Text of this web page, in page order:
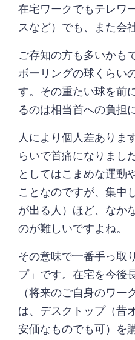
在宅ワークでもテレワ
スなど）でも、また会
ご存知の方も多いかも
ボーリングの球くらい
す。その重たい球を前
るのは相当首への負担
人により個人差ありま
らいで首痛になりまし
としてはこまめな運動
ことなのですが、集中
が出る人）ほど、なか
のが難しいですよね。
その意味で一番手っ取
プ」です。在宅を今後
（将来のご自身のワー
は、デスクトップ（昔
安価なものでも可）を